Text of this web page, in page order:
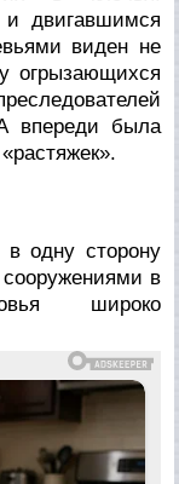
и двигавшимся
виден не
огрызающихся
впереди была
в одну сторону
в
широко